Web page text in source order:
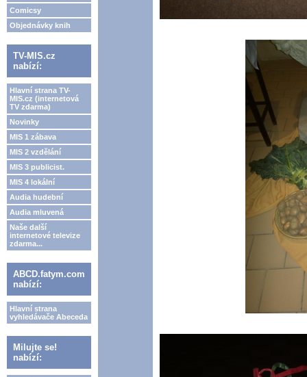
Comicsy
Objednávky knih
TV-MIS.cz
nabízí:
Hlavní strana TV-
MIS.cz (internetová
TV zdarma)
Novinky
MIS 1 zábava
MIS 2 vzdělání
MIS 3 publicist.
MIS 4 lokální
Audia hudební
Audia mluvená
Naše další
internetové televize
zdarma...
ABCD.fatym.com
nabízí:
Hlavní strana
vyhledávače Abeceda
Milujte se!
nabízí: